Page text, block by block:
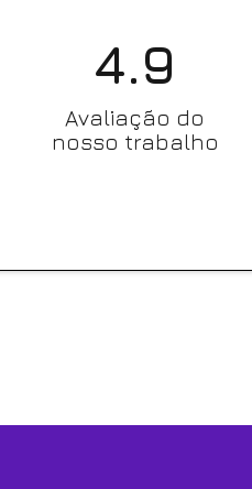
4.9
Avaliação do
nosso trabalho